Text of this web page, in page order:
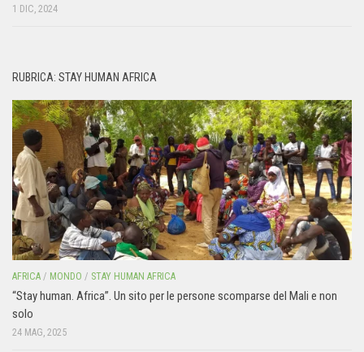
1 DIC, 2024
RUBRICA: STAY HUMAN AFRICA
AFRICA / MONDO / STAY HUMAN AFRICA
“Stay human. Africa”. Un sito per le persone scomparse del Mali e non
solo
24 MAG, 2025